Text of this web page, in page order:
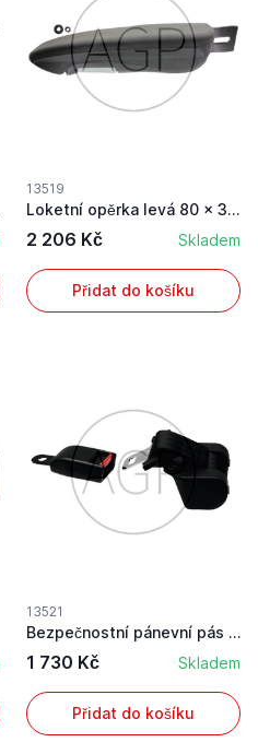
13519
Loketní opěrka levá 80 x 380 mm pro sedačku do ...
2 206 Kč Skladem
Přidat do košíku
13521
Bezpečnostní pánevní pás sedadel zemědělských s...
1 730 Kč Skladem
Přidat do košíku